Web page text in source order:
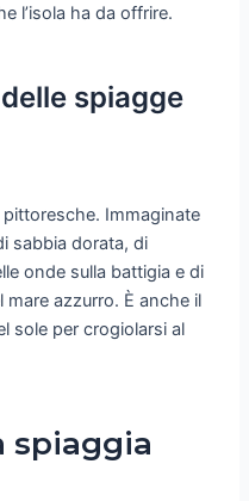
l’isola ha da offrire.
spiagge
pittoresche. Immaginate
sabbia dorata, di
onde sulla battigia e di
azzurro. È anche il
sole per crogiolarsi al
spiaggia